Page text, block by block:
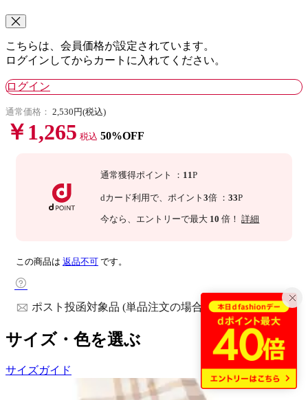
こちらは、会員価格が設定されています。
ログインしてからカートに入れてください。
ログイン
通常価格： 2,530円(税込)
￥1,265 税込 50%OFF
通常獲得ポイント ： 11P
dカード利用で、 ポイント3倍 ：33P
今なら 、エントリーで最大 10 倍！詳細
この商品は 返品不可 です。
ポスト投函対象品 (単品注文の場合)
サイズ・色を選ぶ
サイズガイド